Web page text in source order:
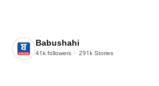
Babushahi
41k followers 291k Stories